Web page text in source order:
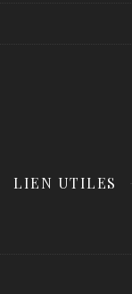
LIEN UTILES